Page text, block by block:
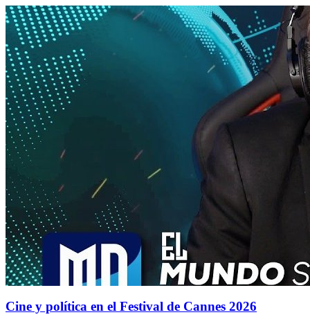
Cine y política en el Festival de Cannes 2026